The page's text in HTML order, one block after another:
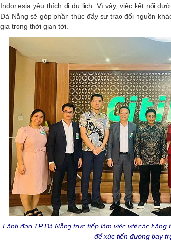
Indonesia yêu thích đi du lịch. Vì vậy, việc kết nối
Đà Nẵng sẽ góp phần thúc đẩy sự trao đổi nguồn
gia trong thời gian tới.
Lãnh đạo TP Đà Nẵng trực tiếp làm việc với các hãng
để xúc tiến đường bay